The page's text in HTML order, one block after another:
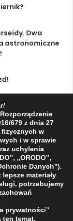
Dwa
astronomiczne
kolejną
679 z dnia 27
fizycznych w
i w sprawie
uchylenia
„ORODO”,
Danych”).
materiały
potrzebujemy
prywatności”
ten temat.